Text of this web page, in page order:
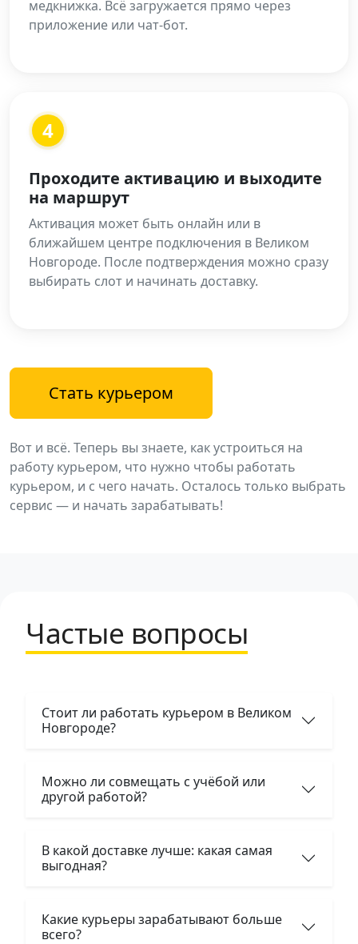
медкнижка. Всё загружается прямо через
приложение или чат-бот.
4
Проходите активацию и выходите
на маршрут
Активация может быть онлайн или в
ближайшем центре подключения в Великом
Новгороде. После подтверждения можно сразу
выбирать слот и начинать доставку.
Стать курьером
Вот и всё. Теперь вы знаете, как устроиться на
работу курьером, что нужно чтобы работать
курьером, и с чего начать. Осталось только выбрать
сервис — и начать зарабатывать!
Частые вопросы
Стоит ли работать курьером в Великом
Новгороде?
Можно ли совмещать с учёбой или
другой работой?
В какой доставке лучше: какая самая
выгодная?
Какие курьеры зарабатывают больше
всего?